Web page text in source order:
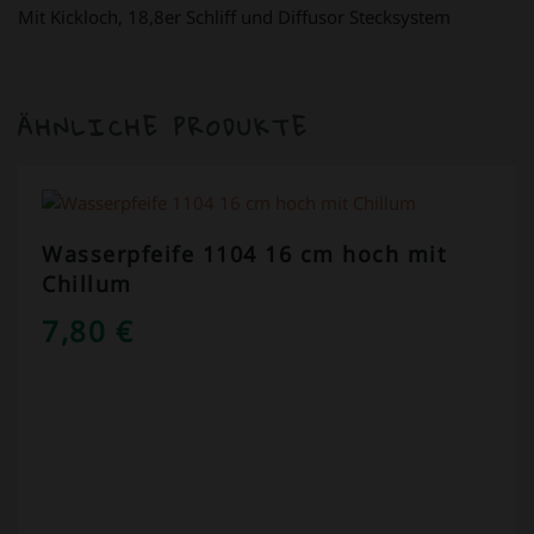
Mit Kickloch, 18,8er Schliff und Diffusor Stecksystem
Wasserpfeife 1104 16 cm hoch mit
Chillum
7,80 €